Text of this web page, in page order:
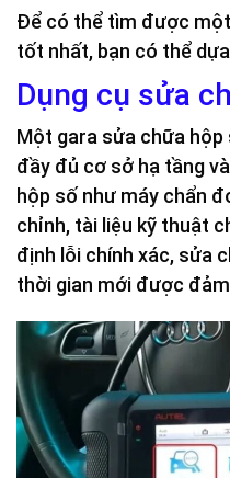
Để có thể tìm được
tốt nhất, bạn có thể
Dụng cụ sửa
Một gara sửa chữa hộp
đầy đủ cơ sở hạ tầng
hộp số như máy chẩn
chỉnh, tài liệu kỹ thuật
định lỗi chính xác, sửa
thời gian mới được